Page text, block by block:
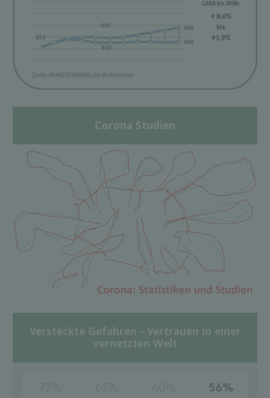
Corona Studien
Versteckte Gefahren - Vertrauen in einer
vernetzten Welt